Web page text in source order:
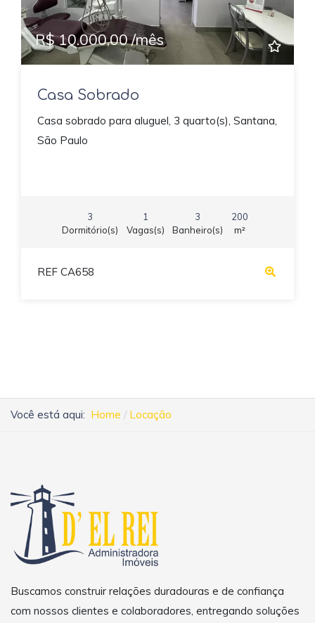
R$ 10.000,00 /mês
Casa Sobrado
Casa sobrado para aluguel, 3 quarto(s), Santana,
São Paulo
3
Dormitório(s)
1
Vagas(s)
3
Banheiro(s)
200
m²
REF CA658
Você está aqui: Home Locação
Buscamos construir relações duradouras e de confiança
com nossos clientes e colaboradores, entregando soluções